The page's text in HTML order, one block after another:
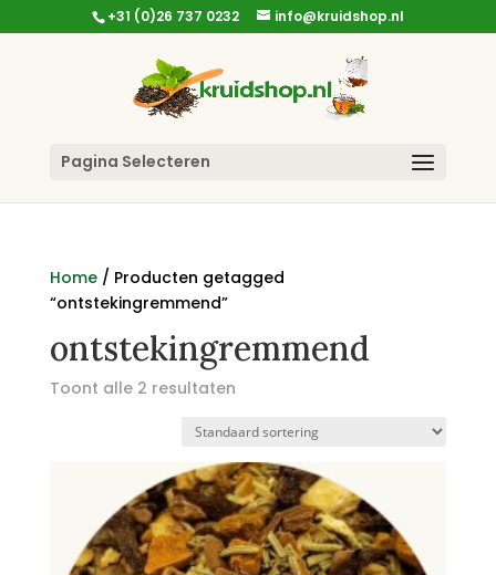
+31 (0)26 737 0232 info@kruidshop.nl
Pagina Selecteren
Home/ Producten getagged
“ontstekingremmend”
ontstekingremmend
Toont alle 2 resultaten